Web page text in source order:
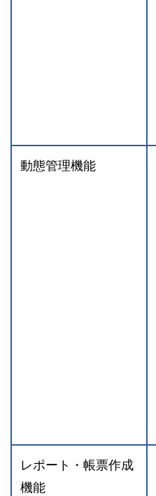
動態管理機能
レポート・帳票作成
機能